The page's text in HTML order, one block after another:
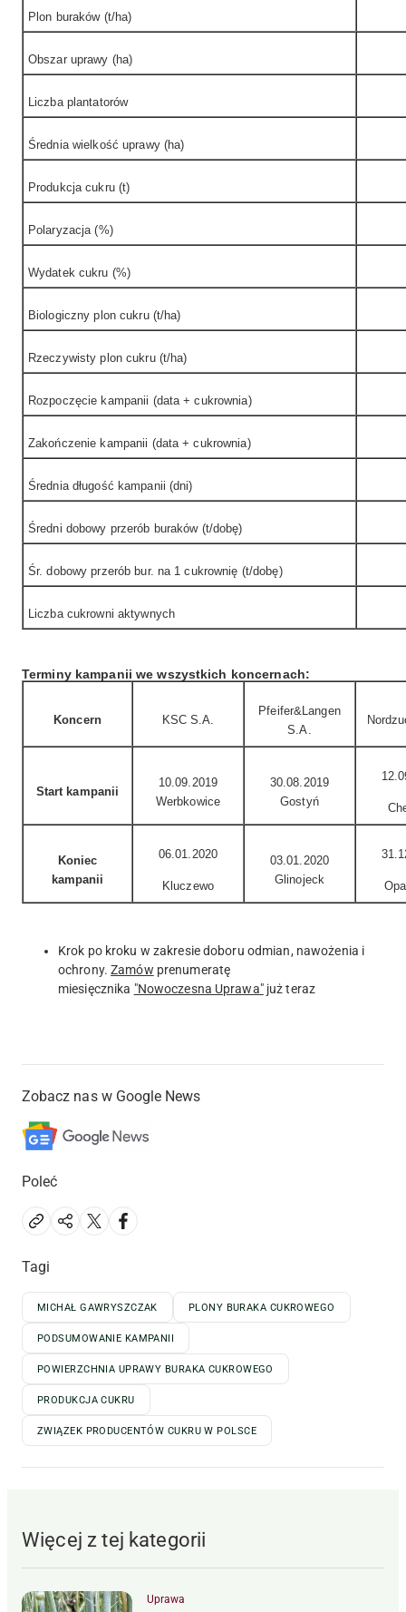
Plon buraków (t/ha)
Obszar uprawy (ha)
Liczba plantatorów
Średnia wielkość uprawy (ha)
Produkcja cukru (t)
Polaryzacja (%)
Wydatek cukru (%)
Biologiczny plon cukru (t/ha)
Rzeczywisty plon cukru (t/ha)
Rozpoczęcie kampanii (data + cukrownia)
Zakończenie kampanii (data + cukrownia)
Średnia długość kampanii (dni)
Średni dobowy przerób buraków (t/dobę)
Śr. dobowy przerób bur. na 1 cukrownię (t/dobę)
Liczba cukrowni aktywnych
Terminy kampanii we wszystkich koncernach:
Koncern KSC S.A.
Pfeifer&Langen
S.A.
Start kampanii
10.09.2019
Werbkowice
30.08.2019
Gostyń
Koniec
kampanii
06.01.2020
Kluczewo
03.01.2020
Glinojeck
Krok po kroku w zakresie doboru odmian, nawożenia i
ochrony.Zamów prenumeratę
miesięcznika "Nowoczesna Uprawa"już teraz
Zobacz nas w Google News
Poleć
Tagi
MICHAŁ GAWRYSZCZAK PLONY BURAKA CUKROWEGO
PODSUMOWANIE KAMPANII
POWIERZCHNIA UPRAWY BURAKA CUKROWEGO
PRODUKCJA CUKRU
ZWIĄZEK PRODUCENTÓW CUKRU W POLSCE
Więcej z tej kategorii
Uprawa